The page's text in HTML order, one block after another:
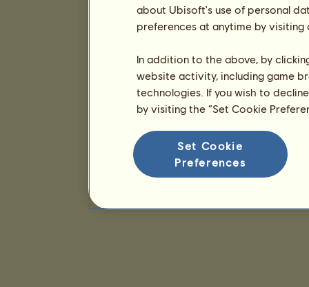
about Ubisoft's use of personal
preferences at anytime by
In addition to the above, by
website activity, including game
technologies. If you wish to
by visiting the “Set Cookie
Set Cookie
Preferences